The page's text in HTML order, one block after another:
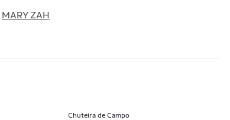
MARY ZAH
Chuteira de Campo